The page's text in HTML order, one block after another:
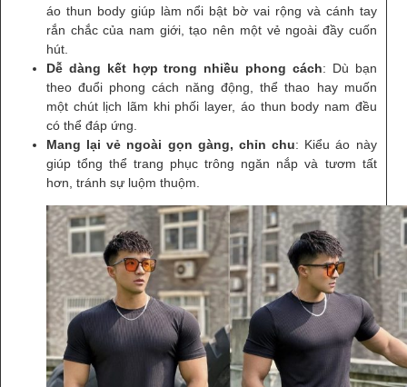
áo thun body giúp làm nổi bật bờ vai rộng và cánh tay
rắn chắc của nam giới, tạo nên một vẻ ngoài đầy cuốn
hút.
Dễ dàng kết hợp trong nhiều phong cách: Dù bạn
theo đuổi phong cách năng động, thể thao hay muốn
một chút lịch lãm khi phối layer, áo thun body nam đều
có thể đáp ứng.
Mang lại vẻ ngoài gọn gàng, chỉn chu: Kiểu áo này
giúp tổng thể trang phục trông ngăn nắp và tươm tất
hơn, tránh sự luộm thuộm.